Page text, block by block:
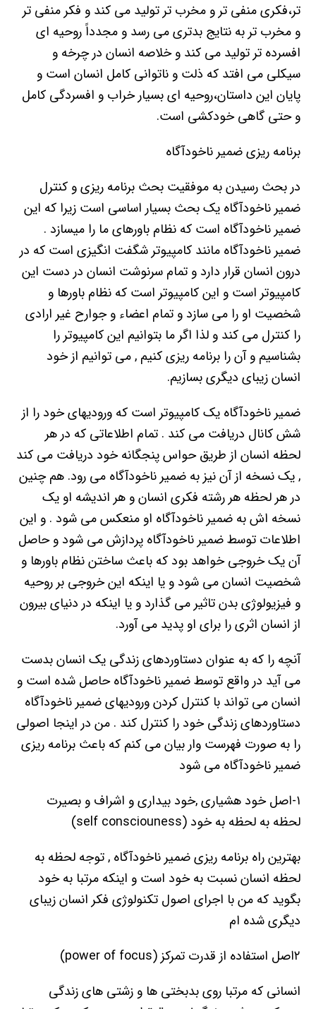
تر،فکری منفی تر و مخرب تر تولید می کند و فکر منفی تر
و مخرب تر به نتایج بدتری می رسد و مجدداً روحیه ای
افسرده تر تولید می کند و خلاصه انسان در چرخه و
سیکلی می افتد که ذلت و ناتوانی کامل انسان است و
پایان این داستان،روحیه ای بسیار خراب و افسردگی کامل
و حتی گاهی خودکشی است.
برنامه ریزی ضمیر ناخودآگاه
در بحث رسیدن به موفقیت بحث برنامه ریزی و کنترل
ضمیر ناخودآگاه یک بحث بسیار اساسی است زیرا که این
ضمیر ناخودآگاه است که نظام باورهای ما را میسازد .
ضمیر ناخودآگاه مانند کامپیوتر شگفت انگیزی است که در
درون انسان قرار دارد و تمام سرنوشت انسان در دست این
کامپیوتر است و این کامپیوتر است که نظام باورها و
شخصیت او را می سازد و تمام اعضاء و جوارح غیر ارادی
را کنترل می کند و لذا اگر ما بتوانیم این کامپیوتر را
بشناسیم و آن را برنامه ریزی کنیم , می توانیم از خود
انسان زیبای دیگری بسازیم.
ضمیر ناخودآگاه یک کامپیوتر است که ورودیهای خود را از
شش کانال دریافت می کند . تمام اطلاعاتی که در هر
لحظه انسان از طریق حواس پنجگانه خود دریافت می کند
, یک نسخه از آن نیز به ضمیر ناخودآگاه می رود. هم چنین
در هر لحظه هر رشته فکری انسان و هر اندیشه او یک
نسخه اش به ضمیر ناخودآگاه او منعکس می شود . و این
اطلاعات توسط ضمیر ناخودآگاه پردازش می شود و حاصل
آن یک خروجی خواهد بود که باعث ساختن نظام باورها و
شخصیت انسان می شود و یا اینکه این خروجی بر روحیه
و فیزیولوژی بدن تاثیر می گذارد و یا اینکه در دنیای بیرون
از انسان اثری را برای او پدید می آورد.
آنچه را که به عنوان دستاوردهای زندگی یک انسان بدست
می آید در واقع توسط ضمیر ناخودآگاه حاصل شده است و
انسان می تواند با کنترل کردن ورودیهای ضمیر ناخودآگاه
دستاوردهای زندگی خود را کنترل کند . من در اینجا اصولی
را به صورت فهرست وار بیان می کنم که باعث برنامه ریزی
ضمیر ناخودآگاه می شود
۱-اصل خود هشیاری ,خود بیداری و اشراف و بصیرت
لحظه به لحظه به خود (self consciouness)
بهترین راه برنامه ریزی ضمیر ناخودآگاه , توجه لحظه به
لحظه انسان نسبت به خود است و اینکه مرتبا به خود
بگوید که من با اجرای اصول تکنولوژی فکر انسان زیبای
دیگری شده ام
۲اصل استفاده از قدرت تمرکز (power of focus)
انسانی که مرتبا روی بدبختی ها و زشتی های زندگی